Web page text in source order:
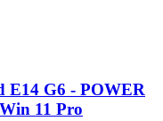
E14 G6 - POWER
11 Pro